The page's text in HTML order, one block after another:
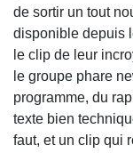
de sortir un tout
disponible depuis
le clip de leur
le groupe phare
programme, du
texte bien
faut, et un clip qui